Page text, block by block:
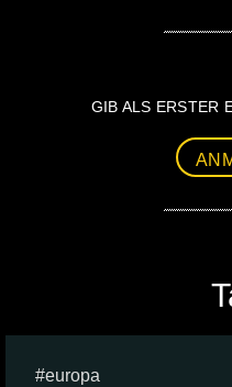
GIB ALS ERSTER
europa